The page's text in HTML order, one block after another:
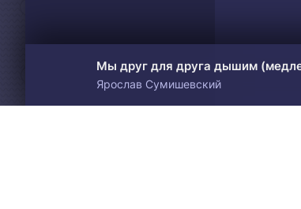
Ярослав Сумишевский